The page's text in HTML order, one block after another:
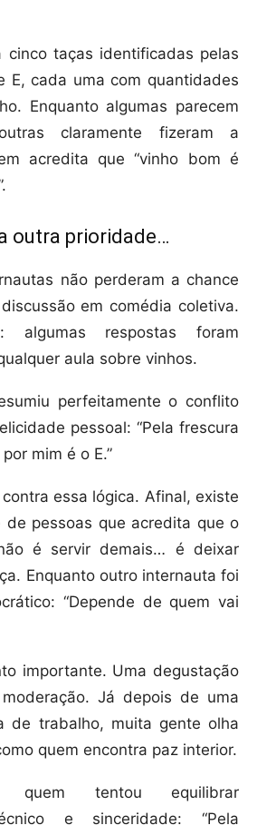
cinco taças identificadas pelas
E, cada uma com quantidades
Enquanto algumas parecem
claramente fizeram a
acredita que “vinho bom é
outra prioridade…
não perderam a chance
em comédia coletiva.
algumas respostas foram
aula sobre vinhos.
perfeitamente o conflito
pessoal: “Pela frescura
mim é o E.”
essa lógica. Afinal, existe
de pessoas que acredita que o
é servir demais… é deixar
Enquanto outro internauta foi
“Depende de quem vai
importante. Uma degustação
Já depois de uma
de trabalho, muita gente olha
quem encontra paz interior.
quem tentou equilibrar
e sinceridade: “Pela